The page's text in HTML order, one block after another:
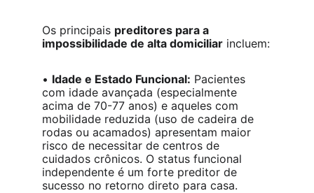
Os principais preditores para a
impossibilidade de alta domiciliar incluem:
• Idade e Estado Funcional: Pacientes
com idade avançada (especialmente
acima de 70-77 anos) e aqueles com
mobilidade reduzida (uso de cadeira de
rodas ou acamados) apresentam maior
risco de necessitar de centros de
cuidados crônicos. O status funcional
independente é um forte preditor de
sucesso no retorno direto para casa.